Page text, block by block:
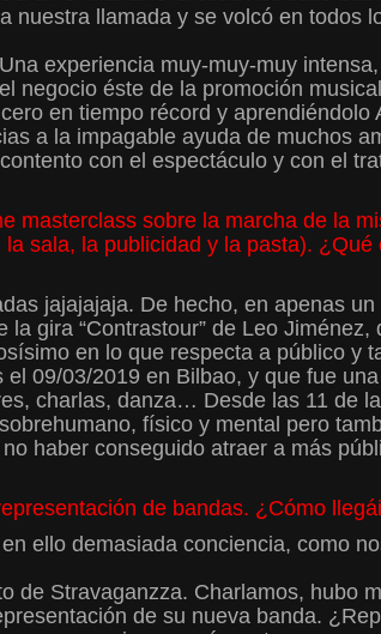
llamada y se volcó en todos
experiencia muy-muy-muy
negocio éste de la promoción
en tiempo récord y
a la impagable ayuda de muchos
con el espectáculo y con el
sobre la marcha de la
sala, la publicidad y la pasta).
jajajajaja. De hecho, en apenas
gira “Contrastour” de Leo Jiménez,
en lo que respecta a público y
09/03/2019 en Bilbao, y que fue
charlas, danza… Desde las 11 de
físico y mental pero
haber conseguido atraer a más
de bandas. ¿Cómo
ello demasiada conciencia, como
de Stravaganzza. Charlamos, hubo
de su nueva banda.